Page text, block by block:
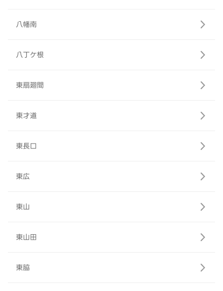
八幡南
八丁ケ根
東扇廻間
東才道
東長口
東広
東山
東山田
東脇